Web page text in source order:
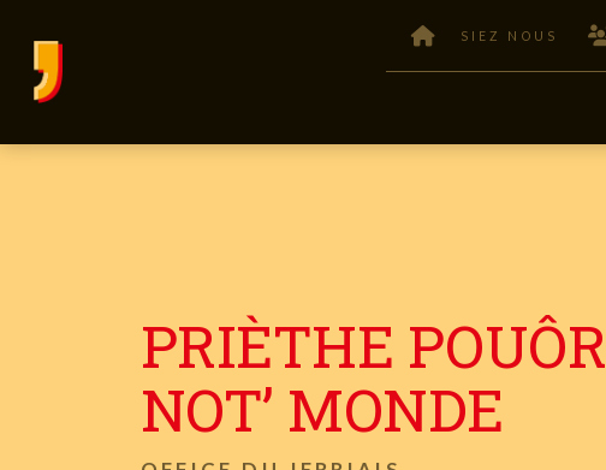
SIEZ NOUS
PRIÈTHE POUÔR
NOT’ MONDE